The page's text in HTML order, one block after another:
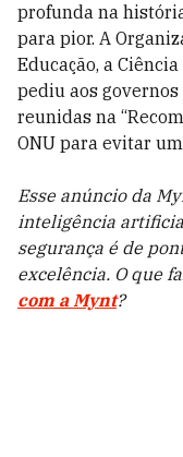
profunda na
para pior. A
Educação, a
pediu aos
reunidas na
ONU para evitar
Esse anúncio da
inteligência
segurança é de
excelência. O que
com a Mynt?